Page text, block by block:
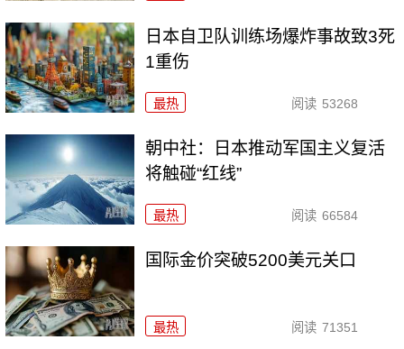
日本自卫队训练场爆炸事故致3死
1重伤
最热 阅读 53268
朝中社：日本推动军国主义复活
将触碰“红线”
最热 阅读 66584
国际金价突破5200美元关口
最热 阅读 71351